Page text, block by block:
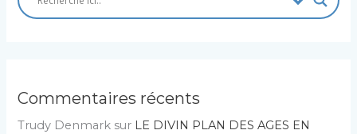
Commentaires récents
Trudy Denmark sur LE DIVIN PLAN DES AGES EN